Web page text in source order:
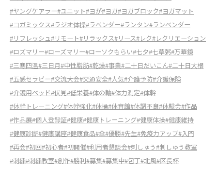
#ヤングケアラー#ユニット#ヨが#ヨガ#ヨガブロック#ヨガマット
#ヨガミックス#ラジオ体操#ラベンダー#ランタン#ランベンダー
#リフレッシュ#リモート#リラックス#リース#レク#レクリエーション
#ロズマリー#ローズマリー#ローソクもらい#七夕#七草粥#万華鏡
#三寒四温#三日月#中性脂肪#乾燥#事業#二十日だいこん#二十日大根
#五感セラピー#交流大会#交通安全#人気#介護予防#介護保険
#介護用ベッド#伏見#低栄養#体の軸#体力測定#体幹
#体幹トレーニング#体幹強化#体操#体育館#体調不良#体験会#作品
#作品展#個人登録証#健康#健康トレーニング#健康体操#健康維持
#健康診断#健康講座#健康食品#傘#優勝#先生#免疫力アップ#入門
#再会#初回#初心者#初開催#利用者懇談会#刺しゅう#刺しゅう教室
#刺繍#刺繍教室#創作#勝利#募集#募集中#包丁#北風#区長杯